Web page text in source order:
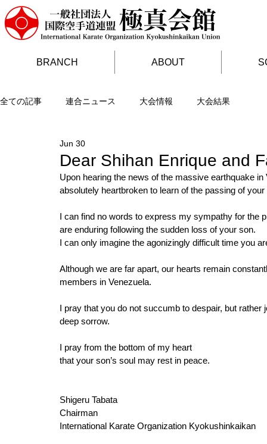
BRANCH ABOUT
全ての記事 連合ニュース 大会情報 大会結果
Dear Shihan Enrique and
Jun 30
Upon hearing the news of the massive earthquake
absolutely heartbroken to learn of the passing of your
I can find no words to express my sympathy for the
are enduring following the sudden loss of your son.
I can only imagine the agonizingly difficult time you
Although we are far apart, our hearts remain
members in Venezuela.
I pray that you do not succumb to despair, but
deep sorrow.
I pray from the bottom of my heart
that your son’s soul may rest in peace.
Shigeru Tabata
Chairman
International Karate Organization Kyokushinkaikan